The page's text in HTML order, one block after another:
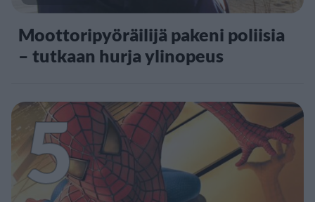
Moottoripyöräilijä pakeni poliisia
– tutkaan hurja ylinopeus
5